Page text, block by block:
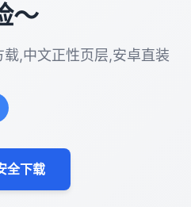
～
,中文正性页层,安卓直装
全下载